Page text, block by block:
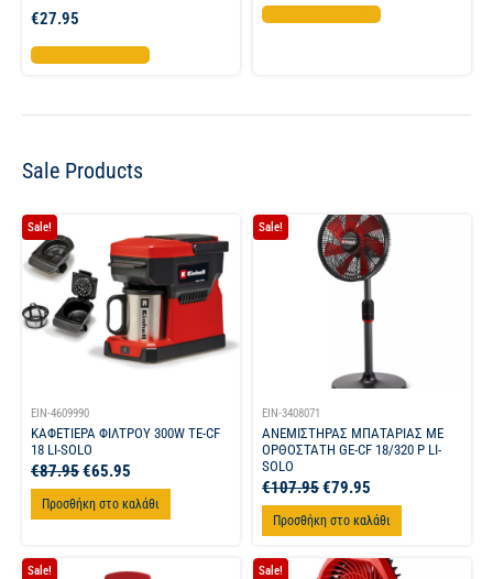
€27.95
Προσθήκη στο καλάθι
Προσθήκη στο καλάθι
Sale Products
Sale!
EIN-4609990
ΚΑΦΕΤΙΕΡΑ ΦΙΛΤΡΟΥ 300W TE-CF
18 LI-SOLO
€87.95€65.95
Προσθήκη στο καλάθι
Sale!
EIN-3408071
ΑΝΕΜΙΣΤΗΡΑΣ ΜΠΑΤΑΡΙΑΣ ΜΕ
ΟΡΘΟΣΤΑΤΗ GE-CF 18/320 P LI-
SOLO
€107.95€79.95
Προσθήκη στο καλάθι
Sale! Sale!